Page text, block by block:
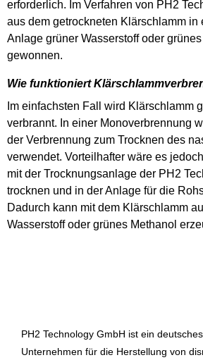
erforderlich. Im Verfahren von PH2
aus dem getrockneten Klärschlamm in
Anlage grüner Wasserstoff oder grünes
gewonnen.
Wie funktioniert
Im einfachsten Fall wird Klärschlamm
verbrannt. In einer Monoverbrennung
der Verbrennung zum Trocknen des
verwendet. Vorteilhafter wäre es
mit der Trocknungsanlage der PH2
trocknen und in der Anlage für die
Dadurch kann mit dem Klärschlamm
Wasserstoff oder grünes Methanol
PH2 Technology GmbH ist ein deutsches
Unternehmen für die Herstellung von